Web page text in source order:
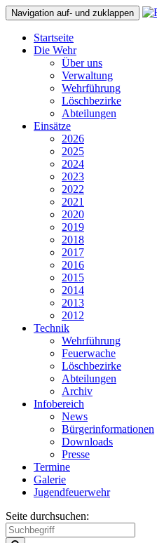
Navigation auf- und zuklappen
Startseite
Die Wehr
Über uns
Verwaltung
Wehrführung
Löschbezirke
Abteilungen
Einsätze
2026
2025
2024
2023
2022
2021
2020
2019
2018
2017
2016
2015
2014
2013
2012
Technik
Wehrführung
Feuerwache
Löschbezirke
Abteilungen
Archiv
Infobereich
News
Bürgerinformationen
Downloads
Presse
Termine
Galerie
Jugendfeuerwehr
Seite durchsuchen: